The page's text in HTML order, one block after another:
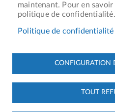
Fermé : 1er mai, 14 juillet, du 29
janvier 2026
maintenant. Pour en
politique de confidentialité.
Politique de confidentialité
CONFIGURATION
TOUT